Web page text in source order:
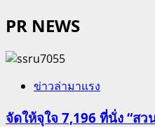
PR NEWS
ข่าวล่ามาแรง
จัดให้จุใจ 7,196 ที่นั่ง “ส